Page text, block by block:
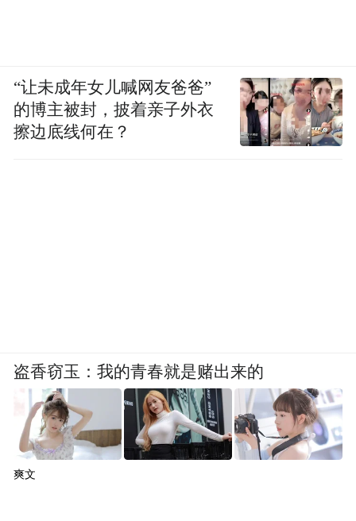
“让未成年女儿喊网友爸爸”
的博主被封，披着亲子外衣
擦边底线何在？
盗香窃玉：我的青春就是赌出来的
爽文